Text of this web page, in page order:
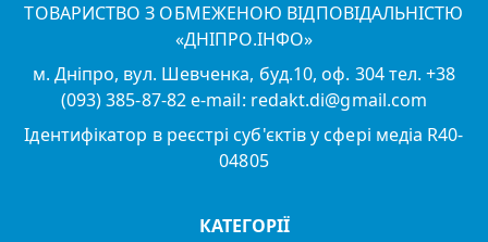
ТОВАРИСТВО З ОБМЕЖЕНОЮ ВІДПОВІДАЛЬНІСТЮ
«ДНІПРО.ІНФО»
м. Дніпро, вул. Шевченка, буд.10, оф. 304 тел. +38
(093) 385-87-82 e-mail: redakt.di@gmail.com
Ідентифікатор в реєстрі суб'єктів у сфері медіа R40-
04805
КАТЕГОРІЇ